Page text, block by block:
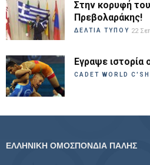
Στην κορυφή
Πρεβολαράκης!
ΔΕΛΤΙΑ ΤΥΠΟΥ 22
Εγραψε ιστορία
CADET WORLD
ΕΛΛΗΝΙΚΗ ΟΜΟΣΠΟΝΔΙΑ ΠΑΛΗΣ